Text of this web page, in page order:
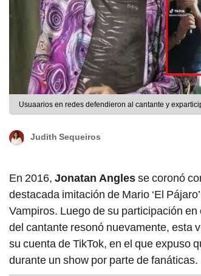
Usuaarios en redes defendieron al cantante y
Judith Sequeiros
En 2016, Jonatan Anglesse coronó
destacada imitación de Mario ‘El
Vampiros. Luego de su participación
del cantante resonó nuevamente, esta
su cuenta de TikTok, en el que expuso
durante un show por parte de fanáticas.